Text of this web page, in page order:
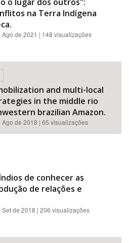
na Terra Indígena
de 2021 | 148 visualizações
and multi-local
in the middle rio
brazilian Amazon.
Ago de 2018 | 65 visualizações
de conhecer as
de relações e
Set de 2018 | 206 visualizações